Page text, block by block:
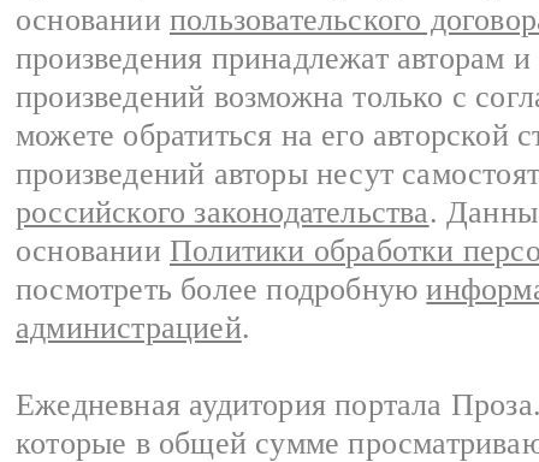
основании пользовательского
произведения принадлежат авторам
произведений возможна только с
можете обратиться на его авторской
произведений авторы несут
российского законодательства.
основании Политики обработки
посмотреть более подробную
администрацией.
Ежедневная аудитория портала
которые в общей сумме